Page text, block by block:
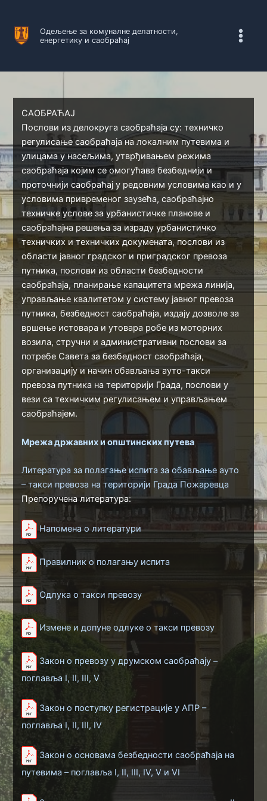
садржај
Одељење за комуналне делатности,
енергетику и саобраћај
САОБРАЋАЈ
Послови из делокруга саобраћаја су: техничко
регулисање саобраћаја на локалним путевима и
улицама у насељима, утврђивањем режима
саобраћаја којим се омогућава безбеднији и
проточнији саобраћај у редовним условима као и у
условима привременог заузећа, саобраћајно
техничке услове за урбанистичке планове и
саобраћајна решења за израду урбанистичко
техничких и техничких докумената, послови из
области јавног градског и приградског превоза
путника, послови из области безбедности
саобраћаја, планирање капацитета мрежа линија,
управљање квалитетом у систему јавног превоза
путника, безбедност саобраћаја, издају дозволе за
вршење истовара и утовара робе из моторних
возила, стручни и административни послови за
потребе Савета за безбедност саобраћаја,
организацију и начин обављања ауто-такси
превоза путника на територији Града, послови у
вези са техничким регулисањем и управљањем
саобраћајем.
Мрежа државних и општинских путева
Литература за полагање испита за обављање ауто
– такси превоза на територији Града Пожаревца
Препоручена литература:
Напомена о литератури
Правилник о полагању испита
Одлука о такси превозу
Измене и допуне одлуке о такси превозу
Закон о превозу у друмском саобраћају –
поглавља I, II, III, V
Закон о поступку регистрације у АПР –
поглавља I, II, III, IV
Закон о основама безбедности саобраћаја на
путевима – поглавља I, II, III, IV, V и VI